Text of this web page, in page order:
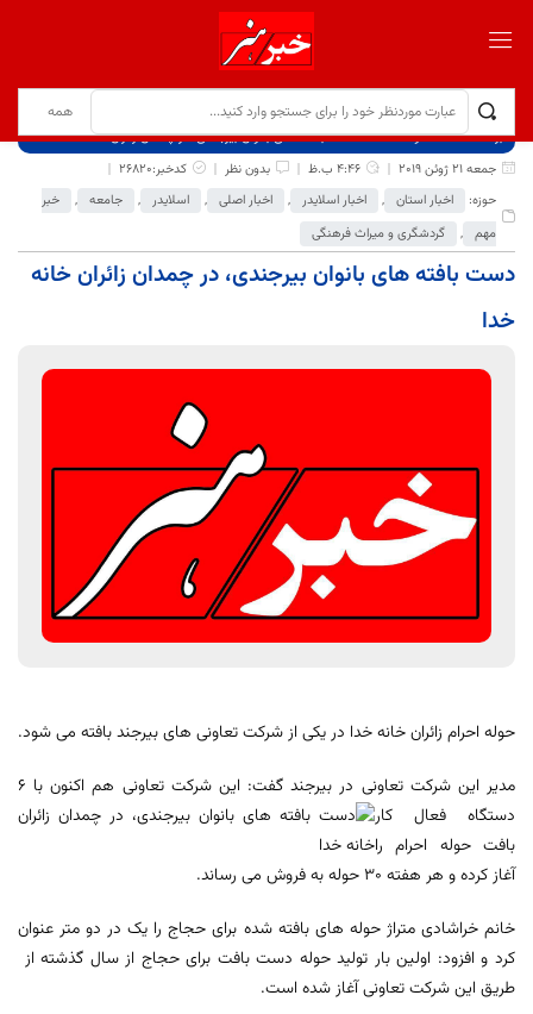
برگ نخست نوشته‌ها
دست بافته های بانوان بیرجندی، در چمدان زائران خانه خدا
جمعه 21 ژوئن 2019
4:46 ب.ظ بدون نظر
کدخبر:26820
حوزه:
اخبار استان , اخبار اسلایدر , اخبار اصلی , اسلایدر , جامعه ,
خبر
مهم , گردشگری و میراث فرهنگی
دست بافته های بانوان بیرجندی، در چمدان زائران خانه
خدا
حوله احرام زائران خانه خدا در یکی از شرکت تعاونی های بیرجند بافته می شود.
مدیر این شرکت تعاونی در بیرجند گفت: این شرکت تعاونی هم اکنون با 6
دستگاه فعال کار
بافت حوله احرام را
آغاز کرده و هر هفته 30 حوله به فروش می رساند.
خانم خراشادی متراژ حوله های بافته شده برای حجاج را یک در دو متر عنوان
کرد و افزود: اولین بار تولید حوله دست بافت برای حجاج از سال گذشته از
طریق این شرکت تعاونی آغاز شده است.